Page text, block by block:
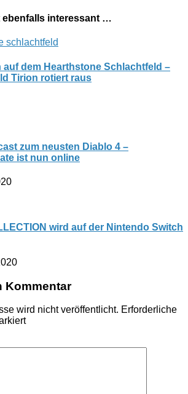
ebenfalls interessant …
auf dem Hearthstone Schlachtfeld –
Tirion rotiert raus
zum neusten Diablo 4 –
ist nun online
wird auf der Nintendo Switch
Kommentar
wird nicht veröffentlicht. Erforderliche